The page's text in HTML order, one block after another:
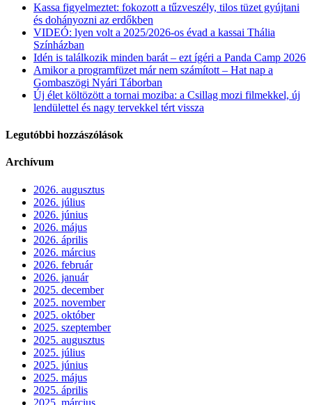
Kassa figyelmeztet: fokozott a tűzveszély, tilos tüzet gyújtani
és dohányozni az erdőkben
VIDEÓ: lyen volt a 2025/2026-os évad a kassai Thália
Színházban
Idén is találkozik minden barát – ezt ígéri a Panda Camp 2026
Amikor a programfüzet már nem számított – Hat nap a
Gombaszögi Nyári Táborban
Új élet költözött a tornai moziba: a Csillag mozi filmekkel, új
lendülettel és nagy tervekkel tért vissza
Legutóbbi hozzászólások
Archívum
2026. augusztus
2026. július
2026. június
2026. május
2026. április
2026. március
2026. február
2026. január
2025. december
2025. november
2025. október
2025. szeptember
2025. augusztus
2025. július
2025. június
2025. május
2025. április
2025. március